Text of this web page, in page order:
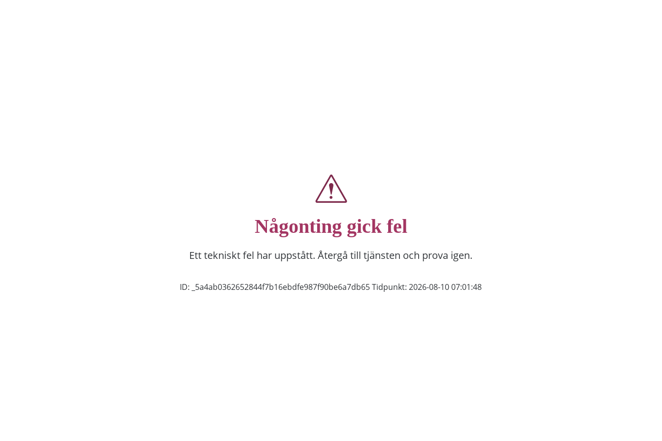
Någonting gick fel
Ett tekniskt fel har uppstått. Återgå till tjänsten och prova igen.
ID: _5a4ab0362652844f7b16ebdfe987f90be6a7db65Tidpunkt: 2026-08-10 07:01:48